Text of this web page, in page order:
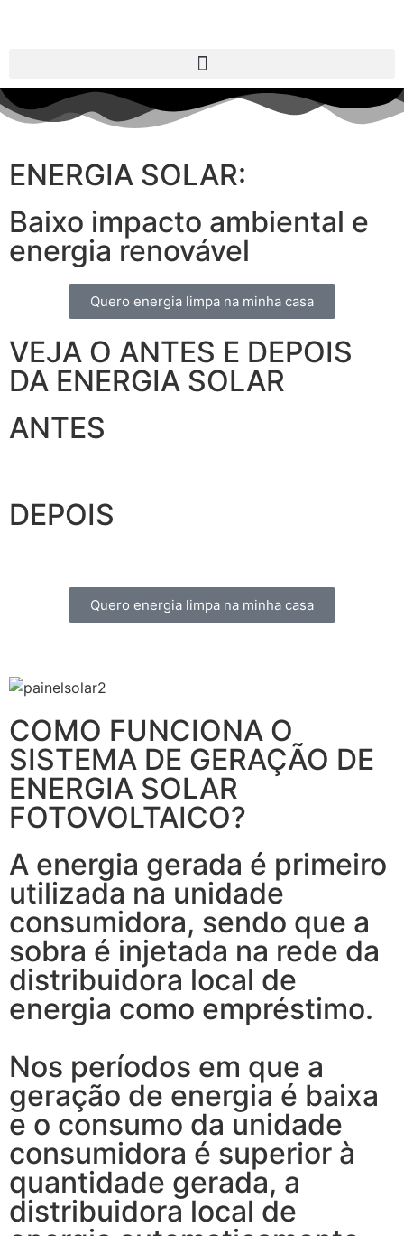
ENERGIA SOLAR:
Baixo impacto ambiental e
energia renovável
Quero energia limpa na minha casa
VEJA O ANTES E DEPOIS
DA ENERGIA SOLAR
ANTES
DEPOIS
Quero energia limpa na minha casa
COMO FUNCIONA O
SISTEMA DE GERAÇÃO DE
ENERGIA SOLAR
FOTOVOLTAICO?
A energia gerada é primeiro
utilizada na unidade
consumidora, sendo que a
sobra é injetada na rede da
distribuidora local de
energia como empréstimo.
Nos períodos em que a
geração de energia é baixa
e o consumo da unidade
consumidora é superior à
quantidade gerada, a
distribuidora local de